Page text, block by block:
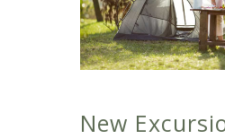
New